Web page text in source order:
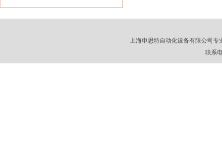
上海申思特自动化设备有限公司专
联系